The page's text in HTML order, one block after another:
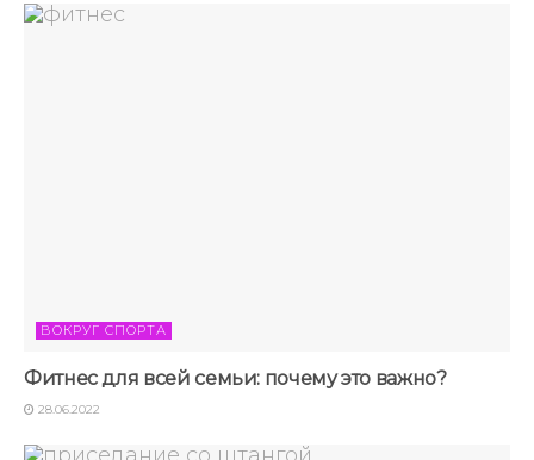
ВОКРУГ СПОРТА
Фитнес для всей семьи: почему это важно?
28.06.2022